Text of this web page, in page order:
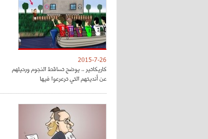
2015-7-26
كاريكاتير .. يوضح تساقط النجوم ورحيلهم
عن أنديتهم التي ترعرعوا فيها